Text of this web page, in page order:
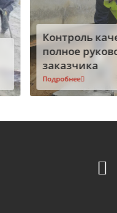
Контроль
полное
заказчика
Подробнее